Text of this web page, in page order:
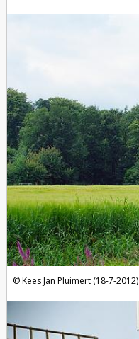
Kees Jan Pluimert (18-7-2012)